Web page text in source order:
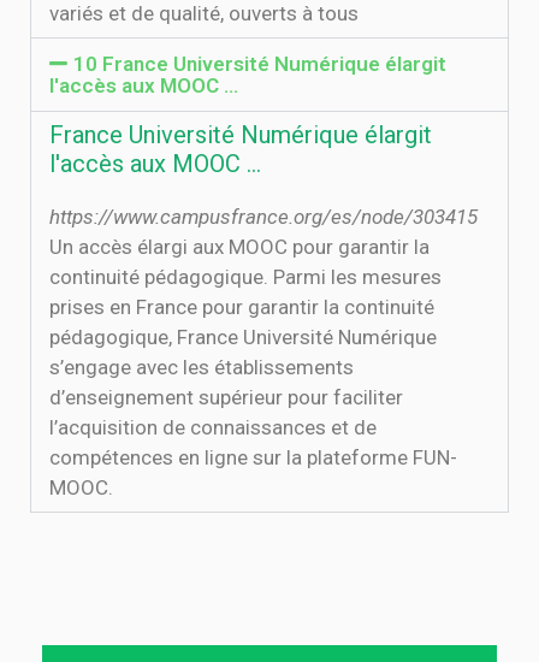
variés et de qualité, ouverts à tous
10 France Université Numérique élargit
l'accès aux MOOC ...
France Université Numérique élargit
l'accès aux MOOC ...
https://www.campusfrance.org/es/node/303415
Un accès élargi aux MOOC pour garantir la
continuité pédagogique. Parmi les mesures
prises en France pour garantir la continuité
pédagogique, France Université Numérique
s’engage avec les établissements
d’enseignement supérieur pour faciliter
l’acquisition de connaissances et de
compétences en ligne sur la plateforme FUN-
MOOC.